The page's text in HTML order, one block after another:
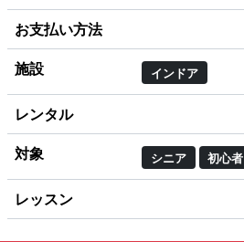
お支払い方法
施設 インドア
レンタル
対象 シニア 初心者
レッスン